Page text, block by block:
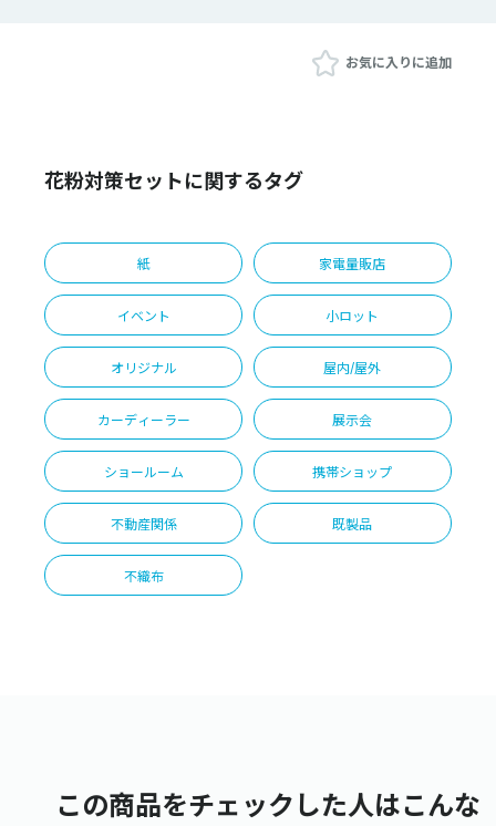
お気に入りに追加
花粉対策セットに関するタグ
紙 家電量販店
イベント 小ロット
オリジナル 屋内/屋外
カーディーラー 展示会
ショールーム 携帯ショップ
不動産関係 既製品
不織布
この商品をチェックした人はこんな